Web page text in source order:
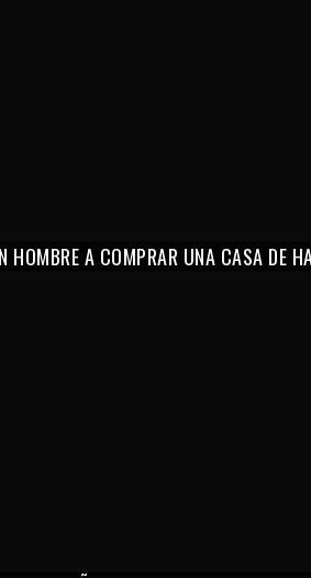
A COMPRAR UNA CASA DE